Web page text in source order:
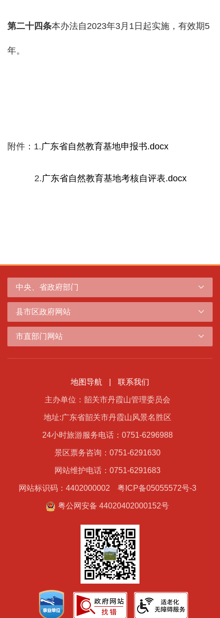
第二十 四条本办法自2023年3月1日起实施，有效期5
年。
附件：1.广东省自然教育基地申报书.docx
2.广东省自然教育基地考核自评表.docx
中央、省政府部门
县市区政府网站
市直部门网站
地图导航 联系我们
主办单位：韶关市丹霞山管理委员会
地址:广东省韶关市丹霞山风景名胜区
24小时旅游服务电话：0751-6296988
景区票务咨询：0751-6291630
网站维护电话：0751-6291683
网站标识码：4402000002 粤ICP备05055572号-3
粤公网安备 44020402000152号